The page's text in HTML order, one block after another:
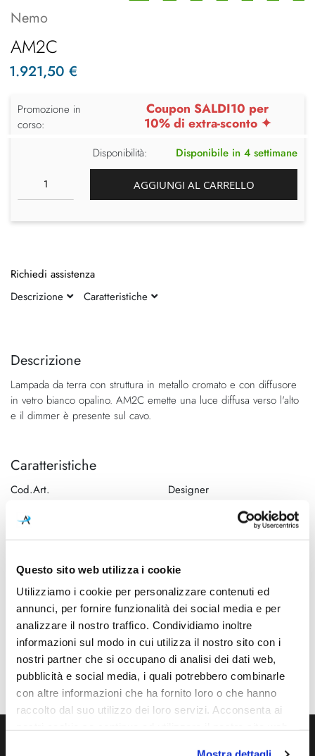
Questo sito web utilizza i cookie
Utilizziamo i cookie per personalizzare contenuti ed
annunci, per fornire funzionalità dei social media e per
analizzare il nostro traffico. Condividiamo inoltre
informazioni sul modo in cui utilizza il nostro sito con i
nostri partner che si occupano di analisi dei dati web,
pubblicità e social media, i quali potrebbero combinarle
con altre informazioni che ha fornito loro o che hanno
raccolto dal suo utilizzo dei loro servizi. Acconsenta ai
fine
galleria
di
immagini
della
di
immagini
Descrizione
Lampada da terra con struttura in metallo cromato e con diffusore
in vetro bianco opalino. AM2C emette una luce diffusa verso l'alto
e il dimmer è presente sul cavo.
Caratteristiche
Cod.Art.
Designer
Ø 370mm x Ø 400mm - H
Lampadina alogena, Led
Potenza e attacco
Max 250W - E27 QT-32
Lampadina
Esclusa
Dimmerazione
Dimmerabile
Classe energetica
A++, A+, A, B, C, D, E
Nemo
AM2C
1.921,50 €
Promozione in
corso:
Coupon SALDI10 per
10% di extra-sconto ✦
Disponibilità: Disponibile in 4 settimane
AGGIUNGI AL CARRELLO
Richiedi assistenza
Descrizione
Caratteristiche